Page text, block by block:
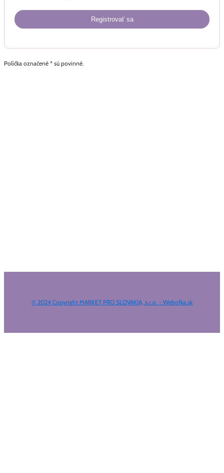
Registrovať sa
Políčka označené * sú povinné.
© 2024 Copyright MARKET PRO SLOVAKIA, s.r.o. - Webofka.sk